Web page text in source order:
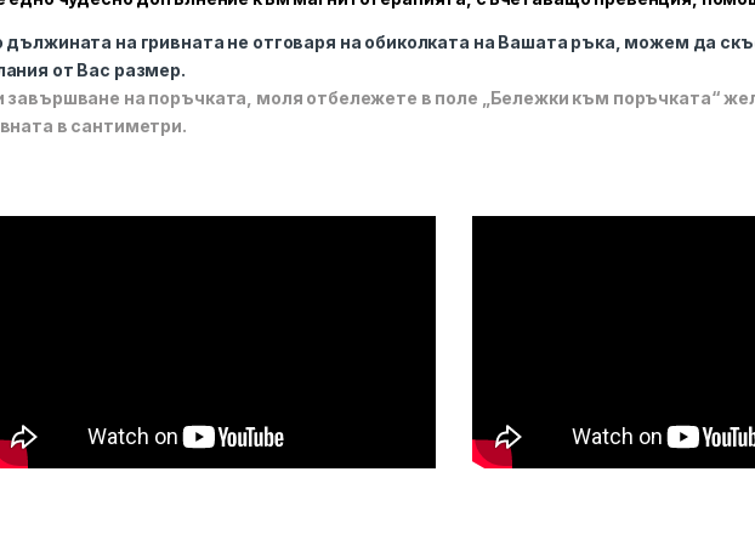
дължината на гривната не отговаря на обиколката на Вашата ръка, можем да
от Вас размер.
завършване на поръчката, моля отбележете в поле „Бележки към поръчката“
в сантиметри.